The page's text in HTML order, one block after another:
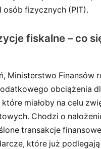
fizycznych (PIT).
fiskalne – co
Ministerstwo Finansów
obciążenia
miałoby na celu
Chodzi o
transakcje
które już podlegają